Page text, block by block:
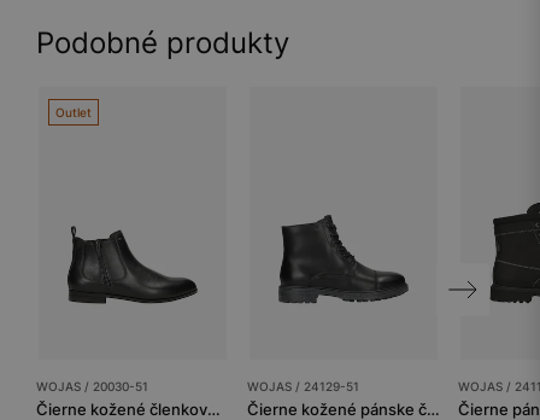
Podobné produkty
Outlet
WOJAS / 20030-51
Čierne kožené členkové pánske poltopánky so zipsom
WOJAS / 24129-51
Čierne kožené pánske členky s zateplením
WOJAS /